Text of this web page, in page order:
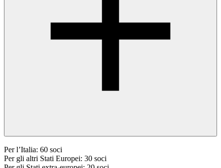
Per l’Italia: 60 soci
Per gli altri Stati Europei: 30 soci